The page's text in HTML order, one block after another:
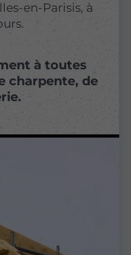
en-Parisis, à
à toutes
charpente, de